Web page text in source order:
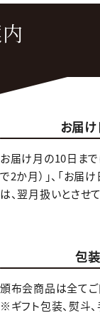
お届
お届け月の10日まで
で2か月）」、「お届
は、翌月扱いとさせ
包
頒布会商品は全てご
※ギフト包装、熨斗